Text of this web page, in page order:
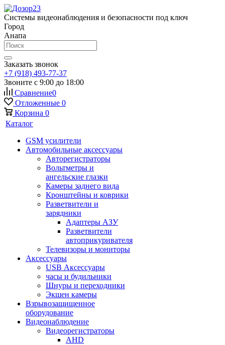
Системы видеонаблюдения и безопасности под ключ
Город
Анапа
Заказать звонок
+7 (918) 493-77-37
Звоните с 9:00 до 18:00
Сравнение0
Отложенные 0
Корзина 0
Каталог
GSM усилители
Автомобильные аксессуары
Авторегистраторы
Вольтметры и
ангельские глазки
Камеры заднего вида
Кронштейны и коврики
Разветвители и
зарядники
Адаптеры АЗУ
Разветвители
автоприкуривателя
Телевизоры и мониторы
Аксессуары
USB Аксессуары
часы и будильники
Шнуры и переходники
Экшен камеры
Взрывозащищенное
оборудование
Видеонаблюдение
Видеорегистраторы
AHD